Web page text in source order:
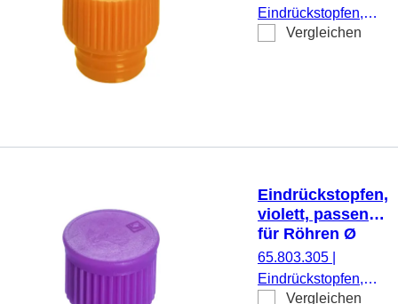
Eindrückstopfen,
orange, passend für
Vergleichen
Eindrückstopfen,
violett, passend
für Röhren Ø
15,7 mm
65.803.305
Eindrückstopfen,
violett, passend für
Vergleichen